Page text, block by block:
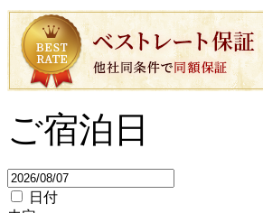
ご宿泊日
日付